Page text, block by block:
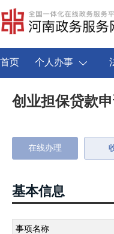
首页 个人办事
创业担保贷款申
在线办理
基本信息
事项名称